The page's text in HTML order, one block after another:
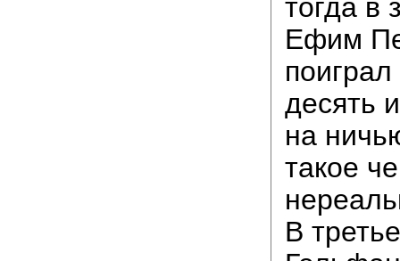
тогда в
Ефим
десять
на
такое
В